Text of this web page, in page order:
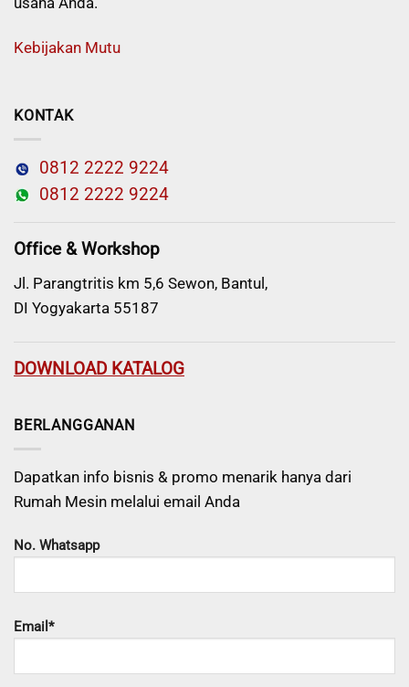
Kebijakan Mutu
KONTAK
0812 2222 9224
0812 2222 9224
Office & Workshop
Jl. Parangtritis km 5,6 Sewon, Bantul,
DI Yogyakarta 55187
DOWNLOAD KATALOG
BERLANGGANAN
Dapatkan info bisnis & promo menarik hanya dari
Rumah Mesin melalui email Anda
No. Whatsapp
Email*